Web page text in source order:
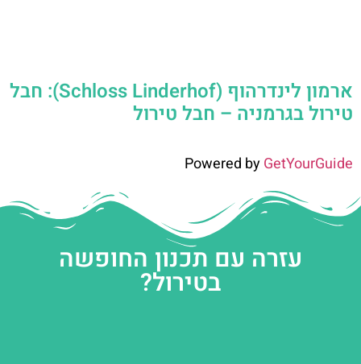
ארמון לינדרהוף (Schloss Linderhof): חבל
טירול בגרמניה – חבל טירול
Powered byGetYourGuide
עזרה עם תכנון החופשה
בטירול?